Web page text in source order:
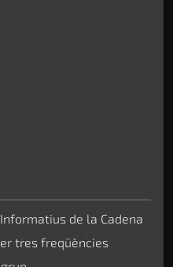
de la Cadena
tres freqüències